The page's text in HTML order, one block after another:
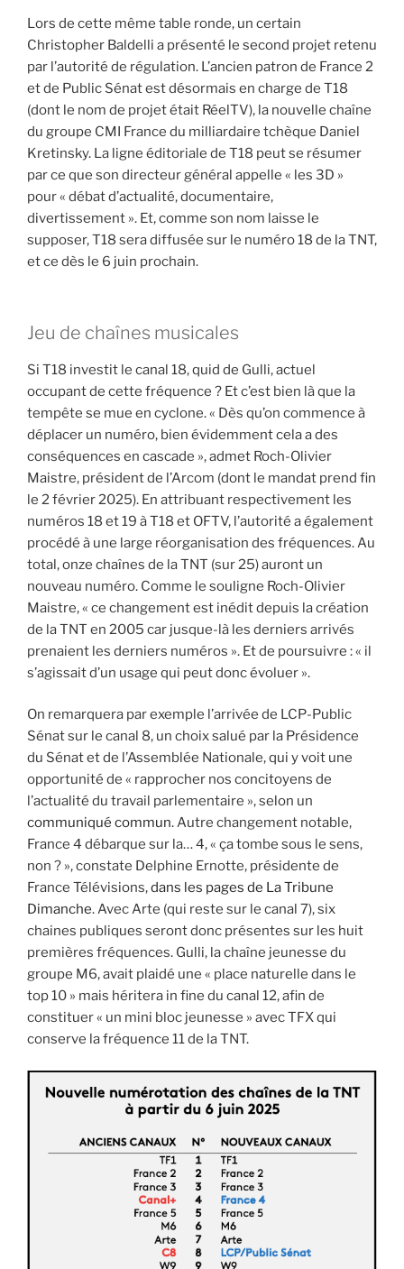
Lors de cette même table ronde, un certain
Christopher Baldelli a présenté le second projet retenu
par l’autorité de régulation. L’ancien patron de France 2
et de Public Sénat est désormais en charge de T18
(dont le nom de projet était RéelTV), la nouvelle chaîne
du groupe CMI France du milliardaire tchèque Daniel
Kretinsky. La ligne éditoriale de T18 peut se résumer
par ce que son directeur général appelle « les 3D »
pour « débat d’actualité, documentaire,
divertissement ». Et, comme son nom laisse le
supposer, T18 sera diffusée sur le numéro 18 de la TNT,
et ce dès le 6 juin prochain.
Jeu de chaînes musicales
Si T18 investit le canal 18, quid de Gulli, actuel
occupant de cette fréquence ? Et c’est bien là que la
tempête se mue en cyclone. « Dès qu’on commence à
déplacer un numéro, bien évidemment cela a des
conséquences en cascade », admet Roch-Olivier
Maistre, président de l’Arcom (dont le mandat prend fin
le 2 février 2025). En attribuant respectivement les
numéros 18 et 19 à T18 et OFTV, l’autorité a également
procédé à une large réorganisation des fréquences. Au
total, onze chaînes de la TNT (sur 25) auront un
nouveau numéro. Comme le souligne Roch-Olivier
Maistre, « ce changement est inédit depuis la création
de la TNT en 2005 car jusque-là les derniers arrivés
prenaient les derniers numéros ». Et de poursuivre : « il
s’agissait d’un usage qui peut donc évoluer ».
On remarquera par exemple l’arrivée de LCP-Public
Sénat sur le canal 8, un choix salué par la Présidence
du Sénat et de l’Assemblée Nationale, qui y voit une
opportunité de « rapprocher nos concitoyens de
l’actualité du travail parlementaire », selon un
communiqué commun. Autre changement notable,
France 4 débarque sur la… 4, « ça tombe sous le sens,
non ? », constate Delphine Ernotte, présidente de
France Télévisions,dans les pages de La Tribune
Dimanche. Avec Arte (qui reste sur le canal 7), six
chaines publiques seront donc présentes sur les huit
premières fréquences. Gulli, la chaîne jeunesse du
groupe M6, avait plaidé une « place naturelle dans le
top 10 » mais héritera in fine du canal 12, afin de
constituer « un mini bloc jeunesse » avec TFX qui
conserve la fréquence 11 de la TNT.